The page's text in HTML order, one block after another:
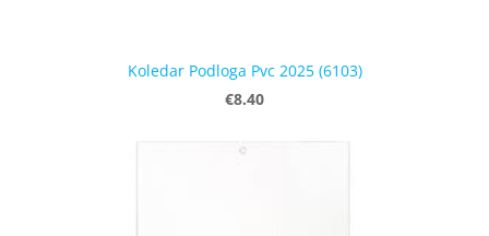
Koledar Podloga Pvc 2025 (6103)
€8.40